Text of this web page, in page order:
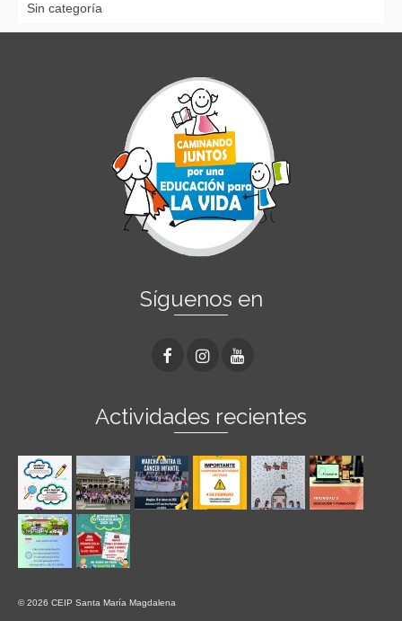
Sin categoría
Síguenos en
Actividades recientes
© 2026 CEIP Santa María Magdalena